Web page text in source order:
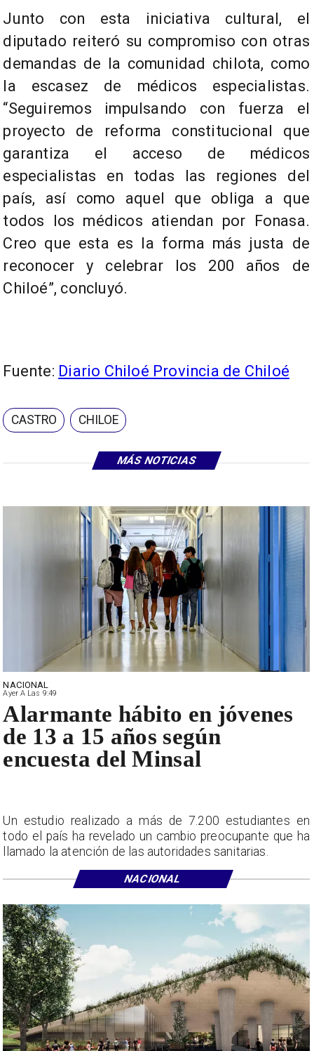
MÁS NOTICIAS
Junto con esta iniciativa cultural, el
diputado reiteró su compromiso con otras
demandas de la comunidad chilota, como
la escasez de médicos especialistas.
“Seguiremos impulsando con fuerza el
proyecto de reforma constitucional que
garantiza el acceso de médicos
especialistas en todas las regiones del
país, así como aquel que obliga a que
todos los médicos atiendan por Fonasa.
Creo que esta es la forma más justa de
reconocer y celebrar los 200 años de
Chiloé”, concluyó.
Fuente: Diario Chiloé Provincia de Chiloé
CASTRO CHILOE
NACIONAL
Ayer A Las 9:49
Alarmante hábito en jóvenes
de 13 a 15 años según
encuesta del Minsal
Un estudio realizado a más de 7.200 estudiantes en
todo el país ha revelado un cambio preocupante que ha
llamado la atención de las autoridades sanitarias.
NACIONAL